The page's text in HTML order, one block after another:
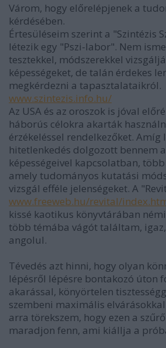
Várom, hogy előrelépjenek a
kérdésében.
Értesüléseim szerint a "Szintézis
létezik egy "Pszi-labor". Nem
tesztekkel, módszerekkel
képességeket, de talán érdekes
megkérdezni a tapasztalataikról.
www.szintezis.info.hu/
Az USA és az oroszok is jóval
háborús célokra akarták
érzékeléssel rendelkezőket. Amíg
hitetlenkedés dolgozott bennem
képességeivel kapcsolatban,
amely tudományos kutatási
vizsgál efféle jelenségeket. A
www.freeweb.hu/revital/
kissé kaotikus könyvtárában
több témába vágót találtam,
angolul.
Tévedés azt hinni, hogy olyan
lépésről lépésre bontakozó úton
akarással, könyörtelen
szembeni maximális
arra törekszem, hogy ezen a
maradjon fenn, ami kiállja a